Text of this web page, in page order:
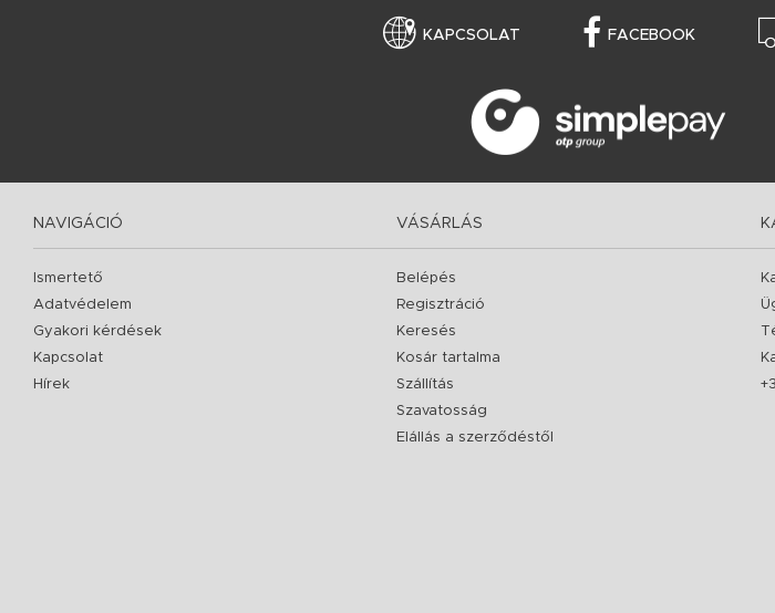
KAPCSOLAT FACEBOOK
NAVIGÁCIÓ
Ismertető
Adatvédelem
Gyakori kérdések
Kapcsolat
Hírek
VÁSÁRLÁS
Belépés
Regisztráció
Keresés
Kosár tartalma
Szállítás
Szavatosság
Elállás a szerződéstől